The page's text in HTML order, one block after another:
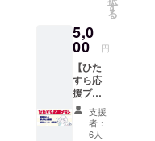
のメー
らせて
いただ
きま
す。 ご
支援い
ただい
た資金
は大切
に使わ
す
る
5,0
00 円
【ひた
すら応
援プラ
ン】 〇
プロ
ジェク
支援
者：
6人